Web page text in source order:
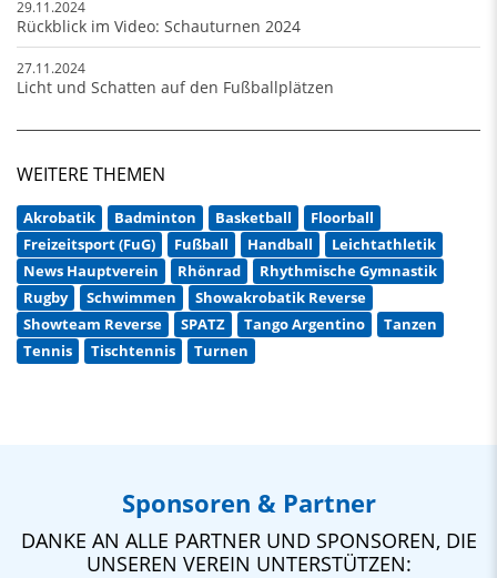
29.11.2024
Rückblick im Video: Schauturnen 2024
27.11.2024
Licht und Schatten auf den Fußballplätzen
WEITERE THEMEN
Akrobatik Badminton Basketball
Floorball
Freizeitsport (FuG)
Fußball Handball
Leichtathletik
News Hauptverein
Rhönrad
Rhythmische Gymnastik
Rugby
Schwimmen
Showakrobatik Reverse
Showteam Reverse
SPATZ Tango Argentino
Tanzen
Tennis
Tischtennis Turnen
Sponsoren & Partner
DANKE AN ALLE PARTNER UND SPONSOREN, DIE
UNSEREN VEREIN UNTERSTÜTZEN: